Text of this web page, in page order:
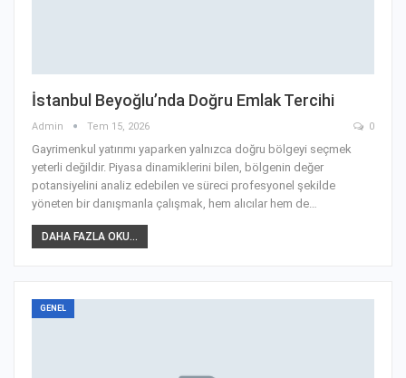
İstanbul Beyoğlu’nda Doğru Emlak Tercihi
Admin Tem 15, 2026 0
Gayrimenkul yatırımı yaparken yalnızca doğru bölgeyi seçmek
yeterli değildir. Piyasa dinamiklerini bilen, bölgenin değer
potansiyelini analiz edebilen ve süreci profesyonel şekilde
yöneten bir danışmanla çalışmak, hem alıcılar hem de
DAHA FAZLA OKU...
GENEL